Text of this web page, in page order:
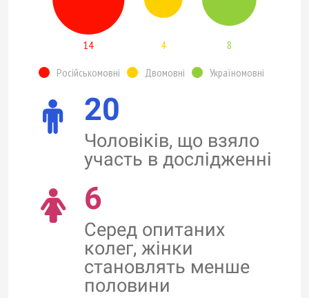
14 4 8
Російськомовні Двомовні Україномовні
20
Чоловіків, що взяло
участь в дослідженні
6
Серед опитаних
колег, жінки
становлять менше
половини